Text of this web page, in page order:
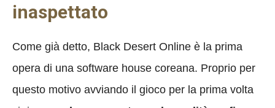
inaspettato
Come già detto, Black Desert Online è la prima
opera di una software house coreana. Proprio per
questo motivo avviando il gioco per la prima volta